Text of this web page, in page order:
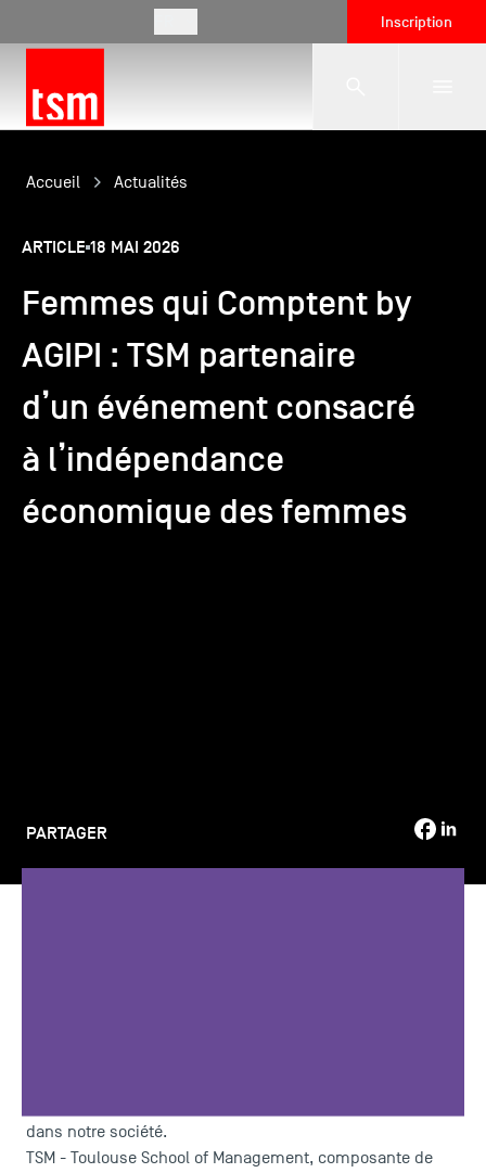
Inscription
L'école
Formations
Entreprises
International
PARTAGER
Accueil Actualités
ARTICLE 18 MAI 2026
Femmes qui Comptent by
AGIPI : TSM partenaire
d’un événement consacré
à l’indépendance
économique des femmes
dans notre société.
TSM - Toulouse School of Management, composante de